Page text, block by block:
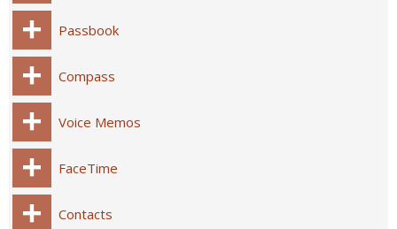
Passbook
Compass
Voice Memos
FaceTime
Contacts